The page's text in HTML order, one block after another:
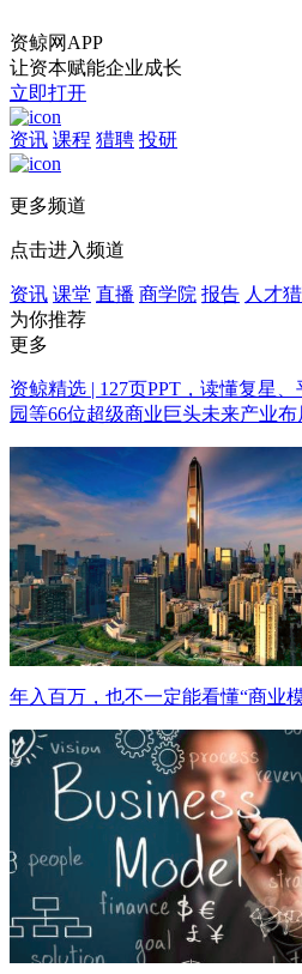
资鲸网APP
让资本赋能企业成长
立即打开
资讯 课程 猎聘 投研
更多频道
点击进入频道
资讯 课堂 直播 商学院 报告 人才
为你推荐
更多
资鲸精选 | 127页PPT，读懂复星
园等66位超级商业巨头未来产业布
年入百万，也不一定能看懂“商业